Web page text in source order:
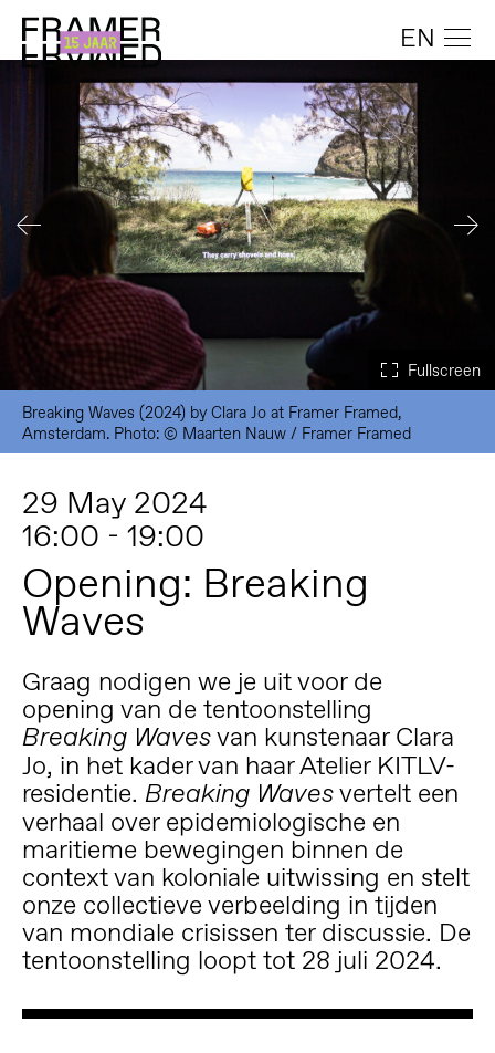
EN
Breaking Waves (2024) by Clara Jo at Framer Framed,
Amsterdam. Photo: © Maarten Nauw / Framer Framed
29 May 2024
16:00 - 19:00
Opening: Breaking
Waves
Graag nodigen we je uit voor de
opening van de tentoonstelling
Breaking Wavesvan kunstenaar Clara
Jo, in het kader van haar Atelier KITLV-
residentie. Breaking Wavesvertelt een
verhaal over epidemiologische en
maritieme bewegingen binnen de
context van koloniale uitwissing en stelt
onze collectieve verbeelding in tijden
van mondiale crisissen ter discussie. De
tentoonstelling loopt tot 28 juli 2024.